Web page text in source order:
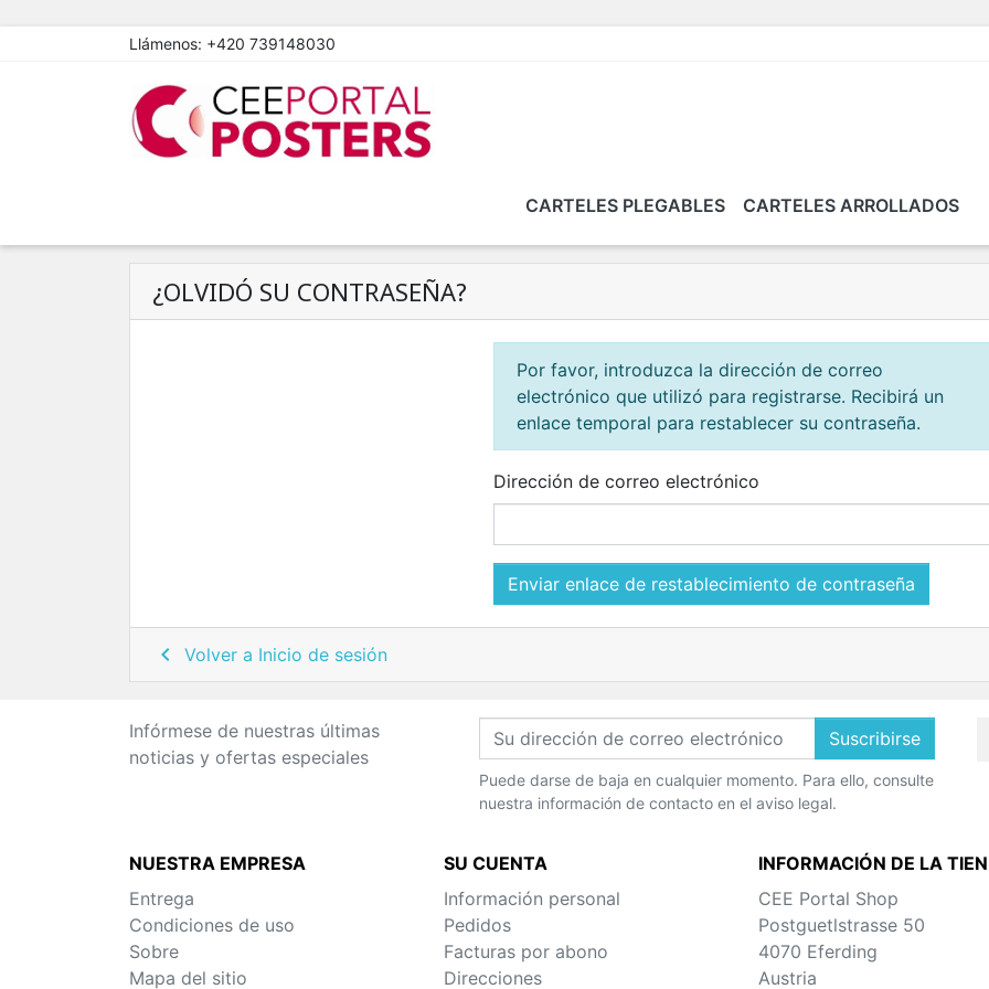
Llámenos: +420 739148030
CARTELES PLEGABLES CARTELES ARROLLADOS
¿OLVIDÓ SU CONTRASEÑA?
Por favor, introduzca la dirección de correo
electrónico que utilizó para registrarse. Recibirá un
enlace temporal para restablecer su contraseña.
Dirección de correo electrónico
Enviar enlace de restablecimiento de contraseña
 Volver a Inicio de sesión
Infórmese de nuestras últimas
noticias y ofertas especiales
Suscribirse
Puede darse de baja en cualquier momento. Para ello, consulte
nuestra información de contacto en el aviso legal.
NUESTRA EMPRESA
Entrega
Condiciones de uso
Sobre
Mapa del sitio
SU CUENTA
Información personal
Pedidos
Facturas por abono
Direcciones
INFORMACIÓN DE LA
CEE Portal Shop
Postguetlstrasse 50
4070 Eferding
Austria